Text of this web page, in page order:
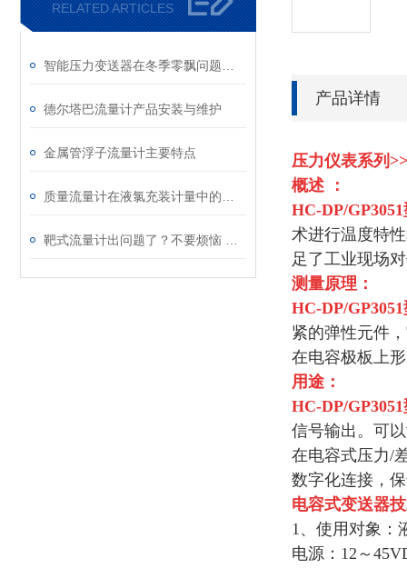
RELATED ARTICLES
德尔塔巴流量计产品安装与维护
金属管浮子流量计主要特点
产品详情
压力仪表系列
概述 ：
HC-DP/
术进行温度特
足了工业现场
测量原理：
HC-DP/
紧的弹性元件
在电容极板上
用途：
HC-DP/GP3051
信号输出。可
在电容式压力/
数字化连接，
电容式变送器
1、使用对象：
电源：12～